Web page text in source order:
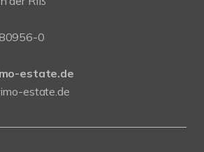
0
estate.de
estate.de